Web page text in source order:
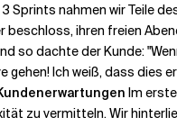
Sprints nahmen wir Teile
ihren freien
so dachte der Kunde:
gehen! Ich weiß, dass dies
Im
zu vermitteln. Wir